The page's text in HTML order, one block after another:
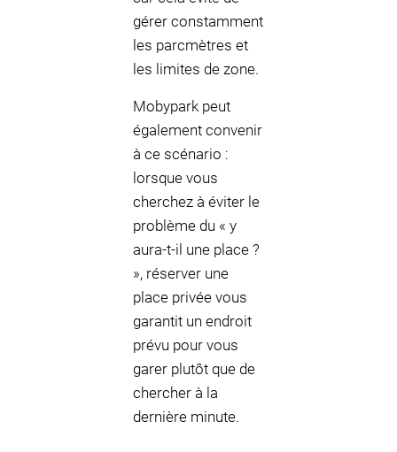
gérer constamment
les parcmètres et
les limites de zone.
Mobypark peut
également convenir
à ce scénario :
lorsque vous
cherchez à éviter le
problème du « y
aura-t-il une place ?
», réserver une
place privée vous
garantit un endroit
prévu pour vous
garer plutôt que de
chercher à la
dernière minute.